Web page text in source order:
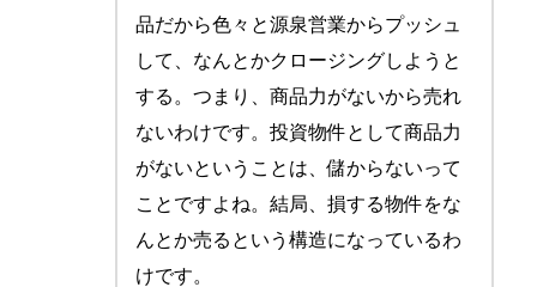
品だから色々と源泉営業からプッシュ
して、なんとかクロージングしようと
する。つまり、商品力がないから売れ
ないわけです。投資物件として商品力
がないということは、儲からないって
ことですよね。結局、損する物件をな
んとか売るという構造になっているわ
けです。